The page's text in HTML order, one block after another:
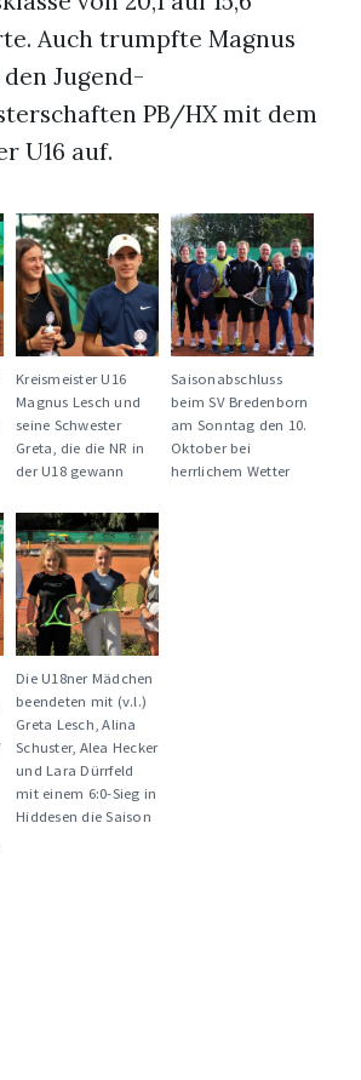
Auch trumpfte Magnus
Jugend-
PB/HX mit dem
U16 auf.
Kreismeister U16
Magnus Lesch und
seine Schwester
Greta, die die NR in
der U18 gewann
Saisonabschluss
beim SV Bredenborn
am Sonntag den 10.
Oktober bei
herrlichem Wetter
Die U18ner Mädchen
beendeten mit (v.l.)
Greta Lesch, Alina
Schuster, Alea Hecker
und Lara Dürrfeld
mit einem 6:0-Sieg in
Hiddesen die Saison